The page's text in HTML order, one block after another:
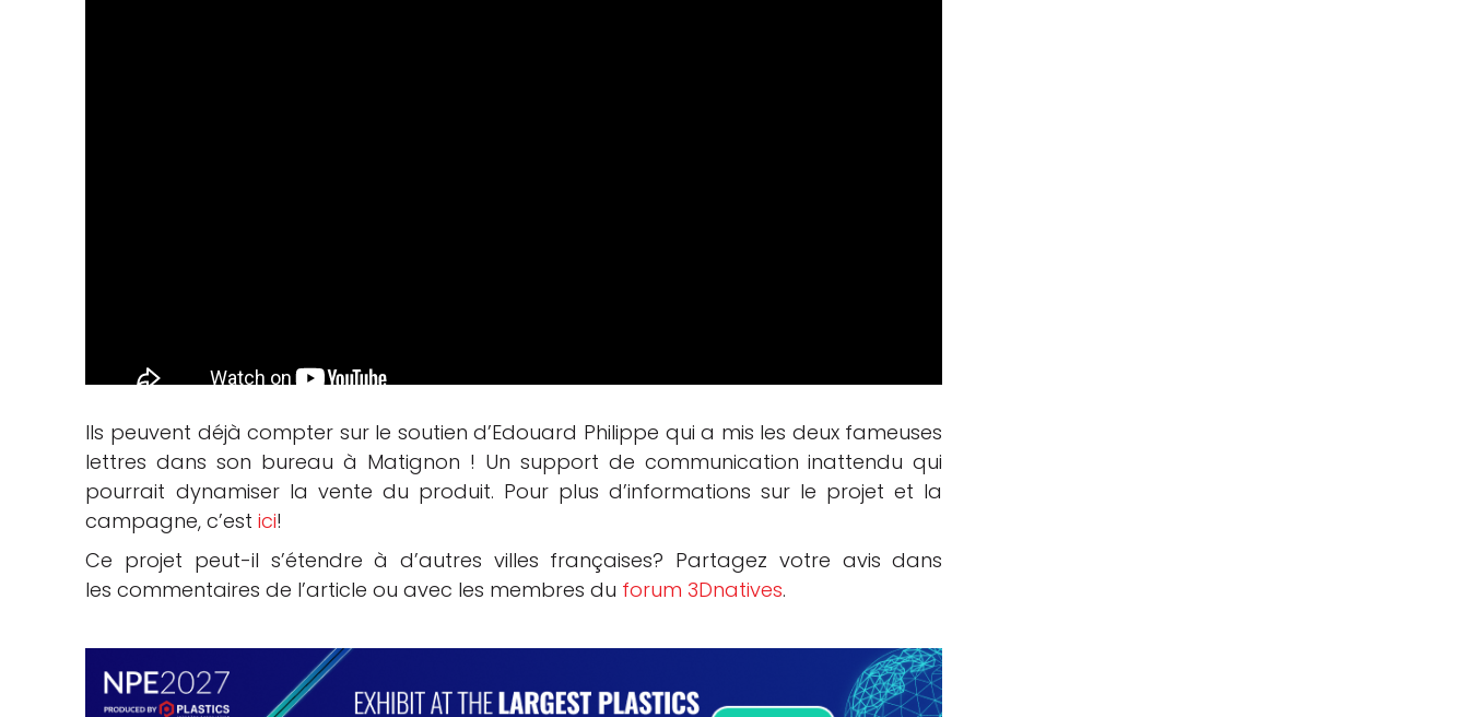
Ils peuvent déjà compter sur le soutien d’Edouard Philippe qui a mis les deux fameuses
lettres dans son bureau à Matignon ! Un support de communication inattendu qui
pourrait dynamiser la vente du produit. Pour plus d’informations sur le projet et la
campagne, c’estici!
Ce projet peut-il s’étendre à d’autres villes françaises? Partagez votre avis dans
les commentaires de l’article ou avec les membres du forum 3Dnatives.